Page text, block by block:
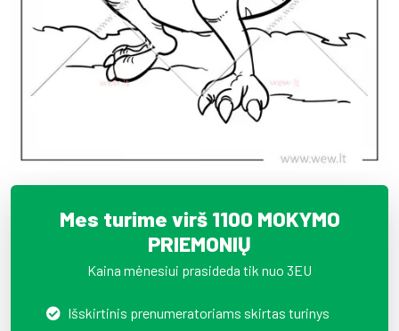
Mes turime virš 1100 MOKYMO
PRIEMONIŲ
Kaina mėnesiui prasideda tik nuo 3EU
Išskirtinis prenumeratoriams skirtas turinys